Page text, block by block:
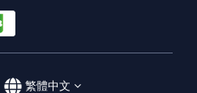
繁體中文